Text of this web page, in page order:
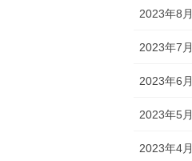
2023年8月
2023年7月
2023年6月
2023年5月
2023年4月